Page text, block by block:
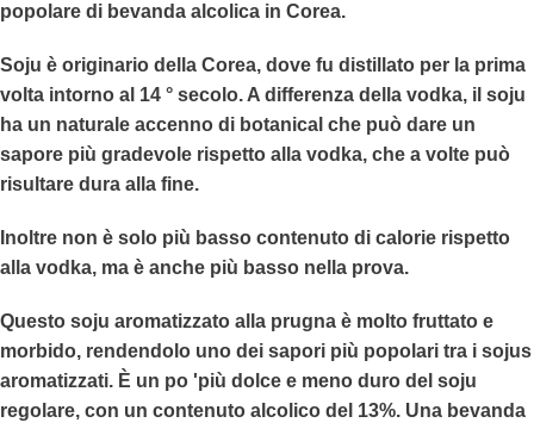
popolare di bevanda alcolica in Corea.
Soju è originario della Corea, dove fu distillato per la prima
volta intorno al 14 ° secolo. A differenza della vodka, il soju
ha un naturale accenno di botanical che può dare un
sapore più gradevole rispetto alla vodka, che a volte può
risultare dura alla fine.
Inoltre non è solo più basso contenuto di calorie rispetto
alla vodka, ma è anche più basso nella prova.
Questo soju aromatizzato alla prugna è molto fruttato e
morbido, rendendolo uno dei sapori più popolari tra i sojus
aromatizzati. È un po 'più dolce e meno duro del soju
regolare, con un contenuto alcolico del 13%. Una bevanda